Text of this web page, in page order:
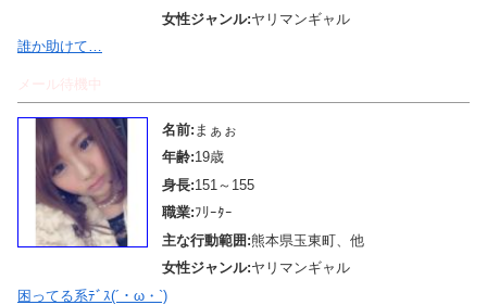
女性ジャンル:ヤリマンギャル
誰か助けて…
メール待機中
名前: まぁぉ
年齢:19歳
身長:151～155
職業:ﾌﾘｰﾀｰ
主な行動範囲:熊本県玉東町、他
女性ジャンル:ヤリマンギャル
困ってる系ﾃﾞｽ(´・ω・`)